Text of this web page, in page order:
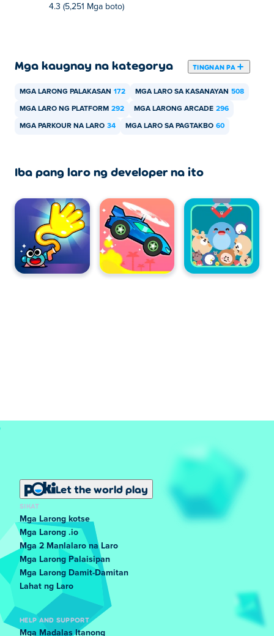
4.3 (5,251 Mga boto)
Mga kaugnay na kategorya TINGNAN PA
MGA LARONG PALAKASAN 172 MGA LARO SA KASANAYAN 508
MGA LARO NG PLATFORM 292 MGA LARONG ARCADE 296
MGA PARKOUR NA LARO 34 MGA LARO SA PAGTAKBO 60
Iba pang laro ng developer na ito
Let the world play
SIKAT
Mga Larong kotse
Mga Larong .io
Mga 2 Manlalaro na Laro
Mga Larong Palaisipan
Mga Larong Damit-Damitan
Lahat ng Laro
HELP AND SUPPORT
Mga Madalas Itanong